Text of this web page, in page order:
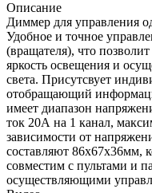
Описание
Диммер для управления
Удобное и точное
(вращателя), что
яркость освещения и
света. Присутсвует
отобращающий
имеет диапазон
ток 20А на 1 канал,
зависимости от
составляют 86x67x36мм,
совместим с пультами и
осуществляющими